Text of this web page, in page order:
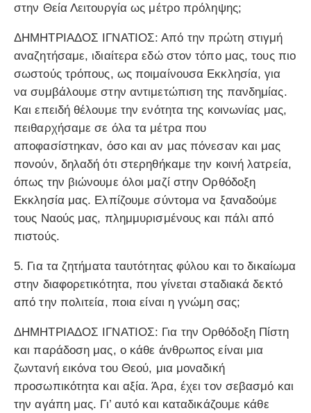
στην Θεία Λειτουργία ως μέτρο πρόληψης;
ΔΗΜΗΤΡΙΑΔΟΣ ΙΓΝΑΤΙΟΣ: Από την πρώτη στιγμή
αναζητήσαμε, ιδιαίτερα εδώ στον τόπο μας, τους πιο
σωστούς τρόπους, ως ποιμαίνουσα Εκκλησία, για
να συμβάλουμε στην αντιμετώπιση της πανδημίας.
Και επειδή θέλουμε την ενότητα της κοινωνίας μας,
πειθαρχήσαμε σε όλα τα μέτρα που
αποφασίστηκαν, όσο και αν μας πόνεσαν και μας
πονούν, δηλαδή ότι στερηθήκαμε την κοινή λατρεία,
όπως την βιώνουμε όλοι μαζί στην Ορθόδοξη
Εκκλησία μας. Ελπίζουμε σύντομα να ξαναδούμε
τους Ναούς μας, πλημμυρισμένους και πάλι από
πιστούς.
5. Για τα ζητήματα ταυτότητας φύλου και το δικαίωμα
στην διαφορετικότητα, που γίνεται σταδιακά δεκτό
από την πολιτεία, ποια είναι η γνώμη σας;
ΔΗΜΗΤΡΙΑΔΟΣ ΙΓΝΑΤΙΟΣ: Για την Ορθόδοξη Πίστη
και παράδοση μας, ο κάθε άνθρωπος είναι μια
ζωντανή εικόνα του Θεού, μια μοναδική
προσωπικότητα και αξία. Άρα, έχει τον σεβασμό και
την αγάπη μας. Γι’ αυτό και καταδικάζουμε κάθε